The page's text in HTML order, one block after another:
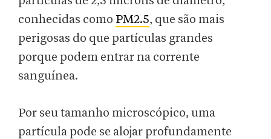
conhecidas como PM2.5, que são mais
perigosas do que partículas grandes
porque podem entrar na corrente
sanguínea.
Por seu tamanho microscópico, uma
partícula pode se alojar profundamente